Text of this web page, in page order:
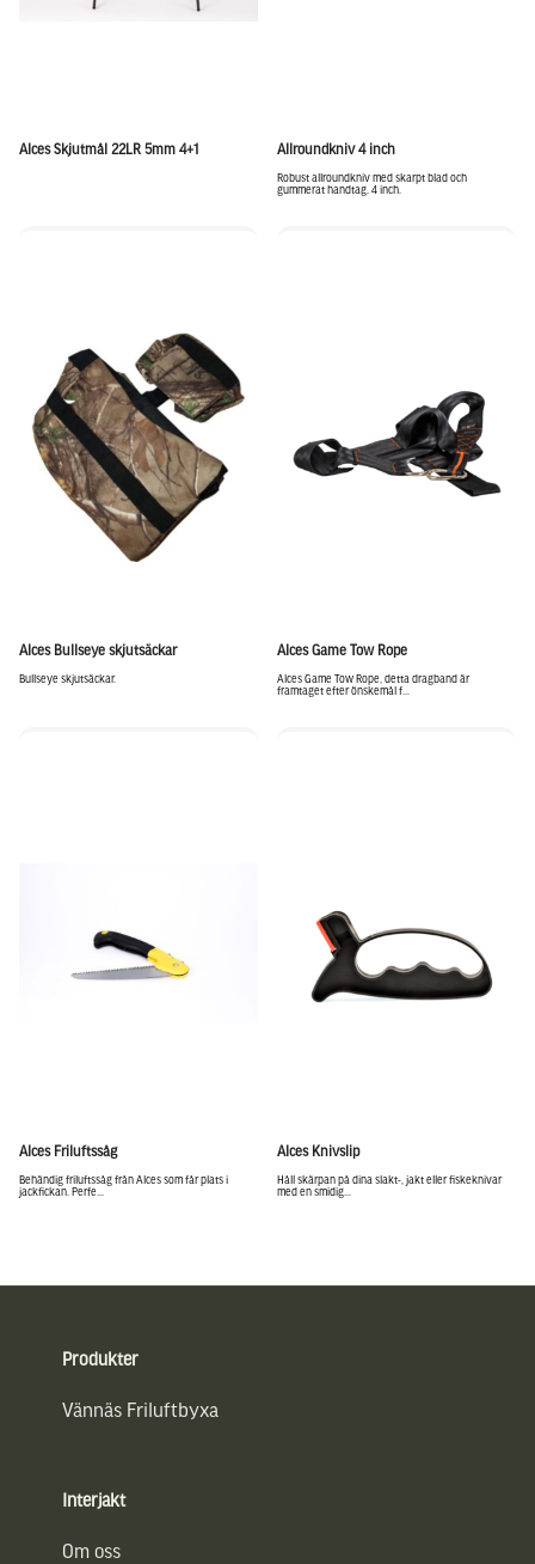
Alces Skjutmål 22LR 5mm 4+1 Allroundkniv 4 inch
Robust allroundkniv med skarpt blad och
gummerat handtag. 4 inch.
Alces Bullseye skjutsäckar
Bullseye skjutsäckar.
Alces Game Tow Rope
Alces Game Tow Rope, detta dragband är
framtaget efter önskemål f...
Alces Friluftssåg
Behändig friluftssåg från Alces som får plats i
jackfickan. Perfe...
Alces Knivslip
Håll skärpan på dina slakt-, jakt eller fiskeknivar
med en smidig...
Produkter
Vännäs Friluftbyxa
Interjakt
Om oss